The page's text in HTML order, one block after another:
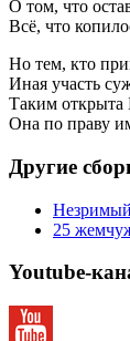
О том, что
Всё, что
Но тем, кто
Иная участь
Таким открыта
Она по праву
Другие
25
Youtube-